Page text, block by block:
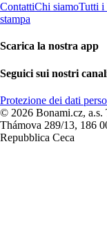
ContattiChi siamoTutti i
stampa
Scarica la nostra app
Seguici sui nostri
Protezione dei dati
© 2026 Bonami.cz,
Thámova 289/13, 186
Repubblica Ceca